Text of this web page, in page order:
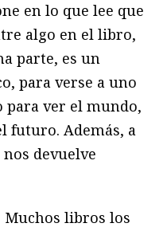
en lo que lee que
algo en el libro,
parte, es un
para verse a uno
para ver el mundo,
futuro. Además, a
devuelve
Muchos libros los